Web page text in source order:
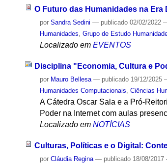
O Futuro das Humanidades na Era
porSandra Sedini — publicado 02/02/2022
Humanidades,Grupo de Estudo
Localizado em EVENTOS
Disciplina "Economia, Cultura e
por Mauro Bellesa — publicado 19/12/2025
Humanidades Computacionais ,Ciências
A Cátedra Oscar Sala e a Pró-
Poder na Internet com aulas
Localizado em NOTÍCIAS
Culturas, Políticas e o Digital:
porCláudia Regina — publicado 18/08/2017